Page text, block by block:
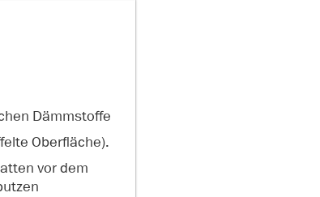
Dämmstoffe
Oberfläche).
vor dem